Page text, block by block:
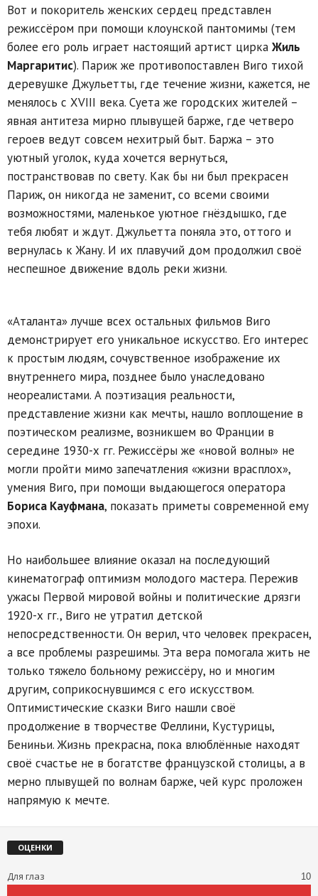
Вот и покоритель женских сердец представлен
режиссёром при помощи клоунской пантомимы (тем
более его роль играет настоящий артист цирка Жиль
Маргаритис). Париж же противопоставлен Виго тихой
деревушке Джульетты, где течение жизни, кажется, не
менялось с XVIII века. Суета же городских жителей –
явная антитеза мирно плывущей барже, где четверо
героев ведут совсем нехитрый быт. Баржа – это
уютный уголок, куда хочется вернуться,
постранствовав по свету. Как бы ни был прекрасен
Париж, он никогда не заменит, со всеми своими
возможностями, маленькое уютное гнёздышко, где
тебя любят и ждут. Джульетта поняла это, оттого и
вернулась к Жану. И их плавучий дом продолжил своё
неспешное движение вдоль реки жизни.
«Аталанта» лучше всех остальных фильмов Виго
демонстрирует его уникальное искусство. Его интерес
к простым людям, сочувственное изображение их
внутреннего мира, позднее было унаследовано
неореалистами. А поэтизация реальности,
представление жизни как мечты, нашло воплощение в
поэтическом реализме, возникшем во Франции в
середине 1930-х гг. Режиссёры же «новой волны» не
могли пройти мимо запечатления «жизни врасплох»,
умения Виго, при помощи выдающегося оператора
Бориса Кауфмана, показать приметы современной ему
эпохи.
Но наибольшее влияние оказал на последующий
кинематограф оптимизм молодого мастера. Пережив
ужасы Первой мировой войны и политические дрязги
1920-х гг., Виго не утратил детской
непосредственности. Он верил, что человек прекрасен,
а все проблемы разрешимы. Эта вера помогала жить не
только тяжело больному режиссёру, но и многим
другим, соприкоснувшимся с его искусством.
Оптимистические сказки Виго нашли своё
продолжение в творчестве Феллини, Кустурицы,
Бениньи. Жизнь прекрасна, пока влюблённые находят
своё счастье не в богатстве французской столицы, а в
мерно плывущей по волнам барже, чей курс проложен
напрямую к мечте.
ОЦЕНКИ
Для глаз 10